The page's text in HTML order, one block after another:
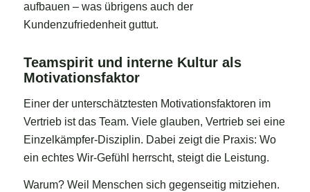
aufbauen – was übrigens auch der
Kundenzufriedenheit guttut.
Teamspirit und interne Kultur als
Motivationsfaktor
Einer der unterschätztesten Motivationsfaktoren im
Vertrieb ist das Team. Viele glauben, Vertrieb sei eine
Einzelkämpfer-Disziplin. Dabei zeigt die Praxis: Wo
ein echtes Wir-Gefühl herrscht, steigt die Leistung.
Warum? Weil Menschen sich gegenseitig mitziehen.